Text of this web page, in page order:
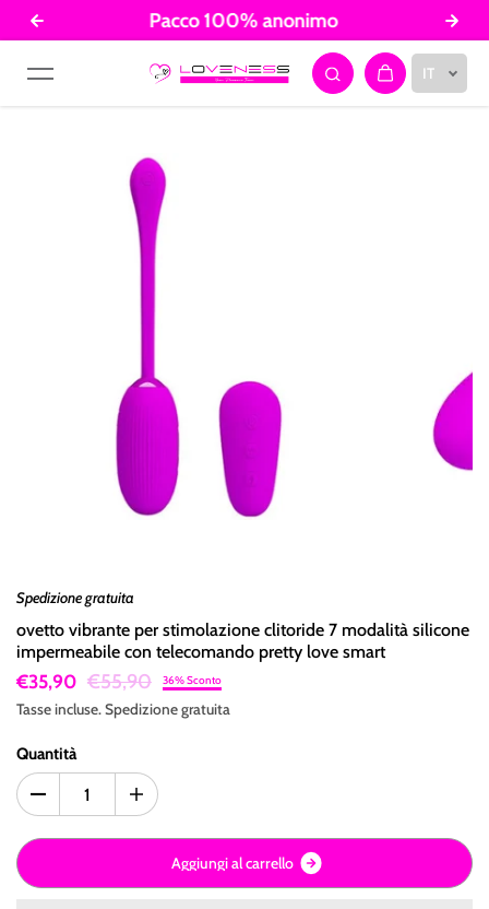
Salta al contenuto Pacco 100% anonimo
IT
Spedizione gratuita
ovetto vibrante per stimolazione clitoride 7 modalità silicone
impermeabile con telecomando pretty love smart
€35,90 €55,90 36% Sconto
Tasse incluse.Spedizionegratuita
Quantità
Aggiungialcarrello